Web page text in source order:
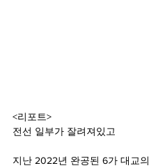
<리포트>
전선 일부가 잘려져있고
지난 2022년 완공된 6가 대교의